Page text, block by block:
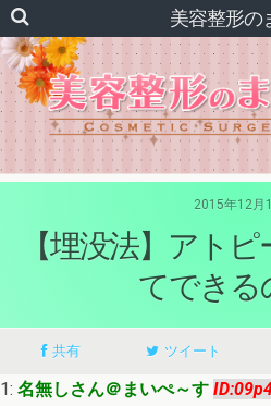
美容整形の
2015年12月
【埋没法】アト
てできる
共有 ツイート
1: 名無しさん＠まいぺ～す